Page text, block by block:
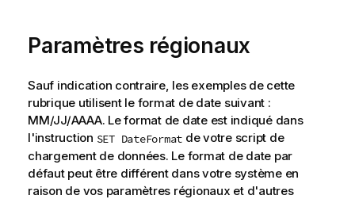
Paramètres régionaux
Sauf indication contraire, les exemples de cette
rubrique utilisent le format de date suivant :
MM/JJ/AAAA. Le format de date est indiqué dans
l'instruction SET DateFormat de votre script de
chargement de données. Le format de date par
défaut peut être différent dans votre système en
raison de vos paramètres régionaux et d'autres